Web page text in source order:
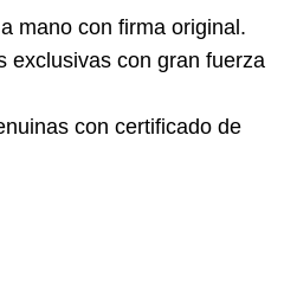
mano con firma original.
exclusivas con gran fuerza
con certificado de